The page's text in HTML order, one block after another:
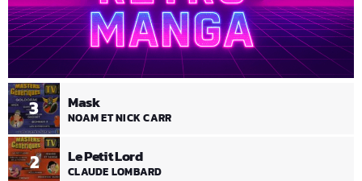
2 Le Petit Lord
CLAUDE LOMBARD
3 Mask
NOAM ET NICK CARR